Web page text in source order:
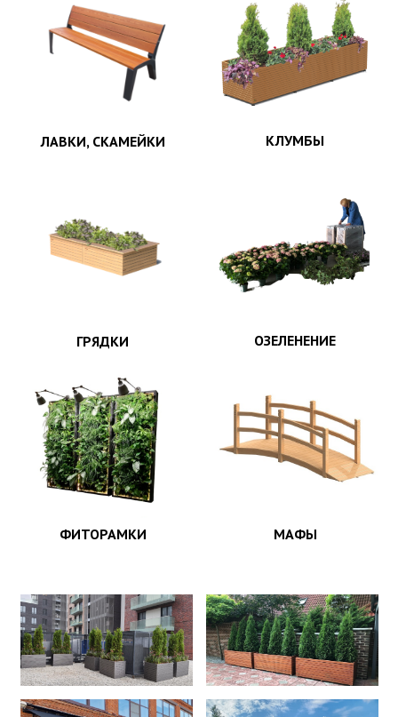
ЛАВКИ, СКАМЕЙКИ КЛУМБЫ
ГРЯДКИ ОЗЕЛЕНЕНИЕ
ФИТОРАМКИ МАФЫ